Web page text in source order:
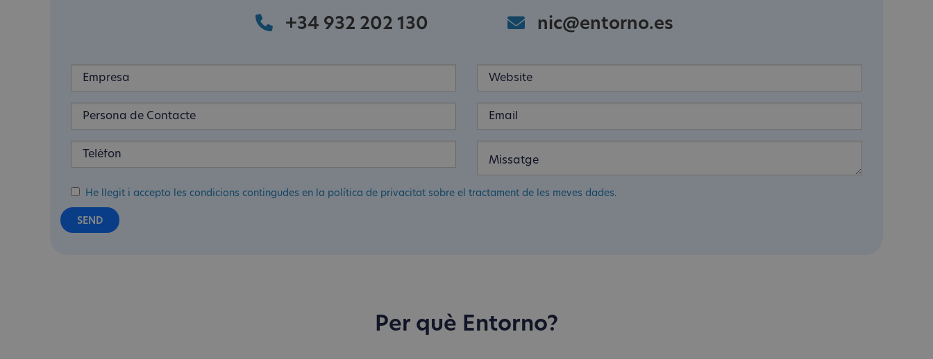
+34 932 202 130 nic@entorno.es
He llegit i accepto les condicions contingudes en la política de privacitat sobre el tractament de les meves dades.
Per què Entorno?